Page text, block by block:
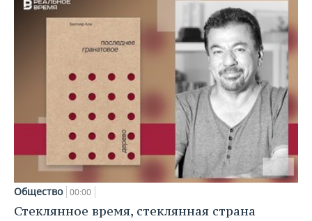
Общество 00:00
Стеклянное время, стеклянная страна